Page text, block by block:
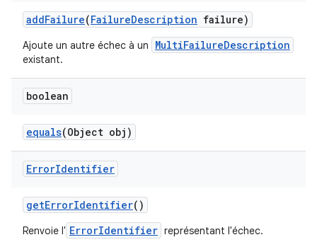
addFailure(FailureDescription failure)
Ajoute un autre échec à un MultiFailureDescription
existant.
boolean
equals(Object obj)
ErrorIdentifier
getErrorIdentifier()
Renvoie l' ErrorIdentifier représentant l'échec.